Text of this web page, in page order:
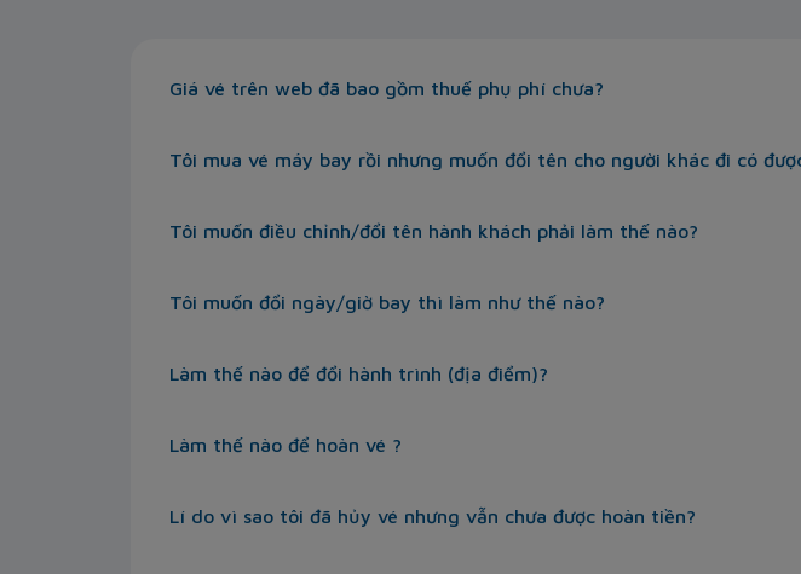
Giá vé trên web đã bao gồm thuế phụ phí chưa?
Tôi mua vé máy bay rồi nhưng muốn đổi tên cho người khác đi có
Tôi muốn điều chỉnh/đổi tên hành khách phải làm thế nào?
Tôi muốn đổi ngày/giờ bay thì làm như thế nào?
Làm thế nào để đổi hành trình (địa điểm)?
Làm thế nào để hoàn vé ?
Lí do vì sao tôi đã hủy vé nhưng vẫn chưa được hoàn tiền?